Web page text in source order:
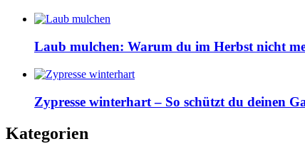
Laub mulchen: Warum du im Herbst nicht
Zypresse winterhart – So schützt du deinen
Kategorien